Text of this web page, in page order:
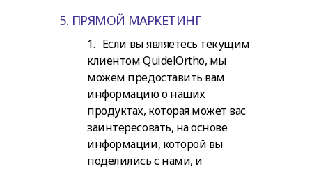
5. ПРЯМОЙ МАРКЕТИНГ
1. Если вы являетесь текущим
клиентом QuidelOrtho, мы
можем предоставить вам
информацию о наших
продуктах, которая может вас
заинтересовать, на основе
информации, которой вы
поделились с нами, и